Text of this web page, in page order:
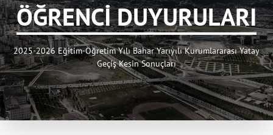
ÖĞRENCİ DUYURULARI
2025-2026 Eğitim-Öğretim Yılı Bahar Yarıyılı Kurumlararası Yatay
Geçiş Kesin Sonuçları